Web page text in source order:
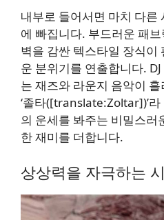
내부로 들어서면 마치 다른
에 빠집니다. 부드러운 패
벽을 감싼 텍스타일 장식이
운 분위기를 연출합니다.
는 재즈와 라운지 음악이
‘졸타([translate:Zoltar])’
의 운세를 봐주는 비밀스러
한 재미를 더합니다.
상상력을 자극하는